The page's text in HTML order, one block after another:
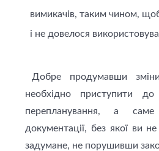
вимикачів, таким чином,
і не довелося
Добре продумавши
необхідно приступити до
перепланування, а
документації, без якої ви
задумане, не порушивши